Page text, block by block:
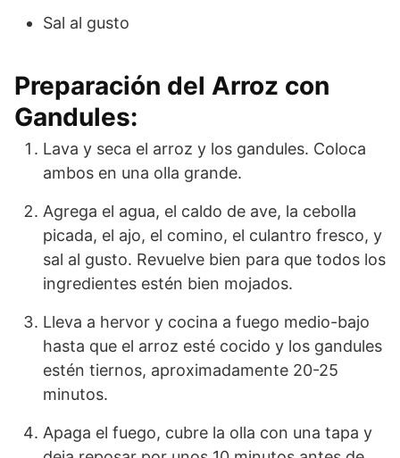
Sal al gusto
Preparación del Arroz con
Gandules:
Lava y seca el arroz y los gandules. Coloca
ambos en una olla grande.
Agrega el agua, el caldo de ave, la cebolla
picada, el ajo, el comino, el culantro fresco, y
sal al gusto. Revuelve bien para que todos los
ingredientes estén bien mojados.
Lleva a hervor y cocina a fuego medio-bajo
hasta que el arroz esté cocido y los gandules
estén tiernos, aproximadamente 20-25
minutos.
Apaga el fuego, cubre la olla con una tapa y